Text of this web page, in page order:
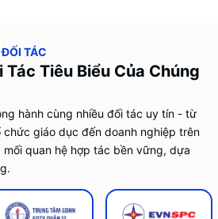
TÁC
Tiêu Biểu Của Chúng
hành cùng nhiều đối tác uy tín - từ
giáo dục đến doanh nghiệp trên
quan hệ hợp tác bền vững, dựa